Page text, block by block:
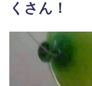
くさん！